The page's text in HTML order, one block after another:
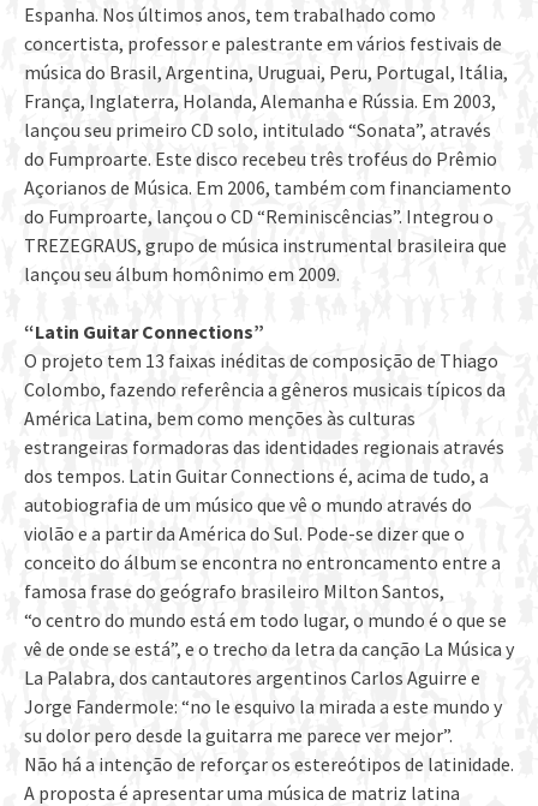
Espanha. Nos últimos anos, tem trabalhado como
concertista, professor e palestrante em vários festivais de
música do Brasil, Argentina, Uruguai, Peru, Portugal, Itália,
França, Inglaterra, Holanda, Alemanha e Rússia. Em 2003,
lançou seu primeiro CD solo, intitulado “Sonata”, através
do Fumproarte. Este disco recebeu três troféus do Prêmio
Açorianos de Música. Em 2006, também com financiamento
do Fumproarte, lançou o CD “Reminiscências”. Integrou o
TREZEGRAUS, grupo de música instrumental brasileira que
lançou seu álbum homônimo em 2009.
“Latin Guitar Connections”
O projeto tem 13 faixas inéditas de composição de Thiago
Colombo, fazendo referência a gêneros musicais típicos da
América Latina, bem como menções às culturas
estrangeiras formadoras das identidades regionais através
dos tempos. Latin Guitar Connections é, acima de tudo, a
autobiografia de um músico que vê o mundo através do
violão e a partir da América do Sul. Pode-se dizer que o
conceito do álbum se encontra no entroncamento entre a
famosa frase do geógrafo brasileiro Milton Santos,
“o centro do mundo está em todo lugar, o mundo é o que se
vê de onde se está”, e o trecho da letra da canção La Música y
La Palabra, dos cantautores argentinos Carlos Aguirre e
Jorge Fandermole: “no le esquivo la mirada a este mundo y
su dolor pero desde la guitarra me parece ver mejor”.
Não há a intenção de reforçar os estereótipos de latinidade.
A proposta é apresentar uma música de matriz latina